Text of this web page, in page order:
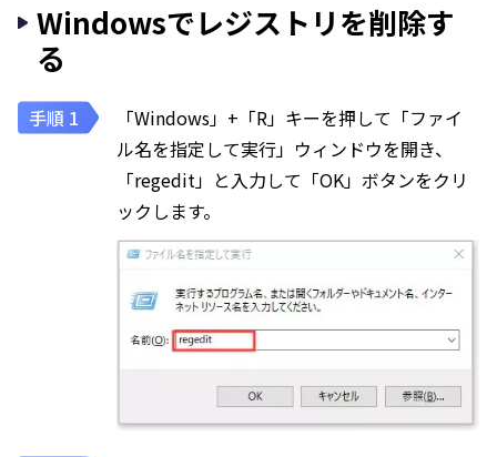
Windowsでレジストリを削除す
る
「Windows」+「R」キーを押して「ファイ
ル名を指定して実行」ウィンドウを開き、
「regedit」と入力して「OK」ボタンをクリ
ックします。